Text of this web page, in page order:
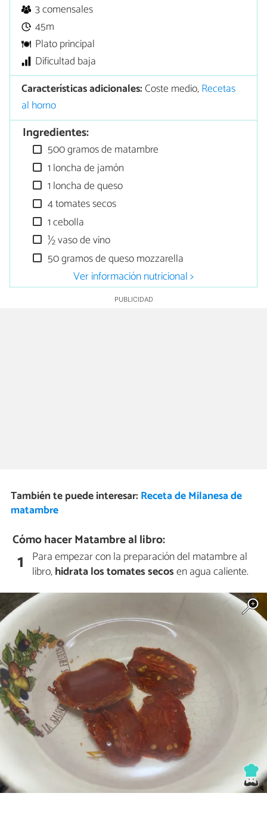
3 comensales
45m
Plato principal
Dificultad baja
Características adicionales:Coste medio,Recetas
al horno
Ingredientes:
500 gramos de matambre
1 loncha de jamón
1 loncha de queso
4 tomates secos
1 cebolla
½ vaso de vino
50 gramos de queso mozzarella
Ver información nutricional >
También te puede interesar: Receta de Milanesa de
matambre
Cómo hacer Matambre al libro:
1 Para empezar con la preparación del matambre al
libro,hidrata los tomates secosen agua caliente.